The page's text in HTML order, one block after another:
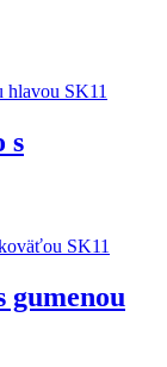
s
gumenou